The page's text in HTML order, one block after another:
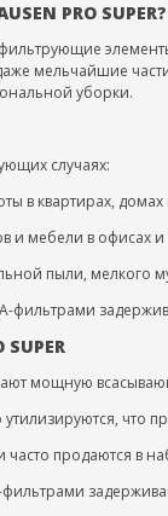
PRO SUPER?
мельчайшие
уборки.
случаях:
в квартирах,
и мебели в офисах
пыли, мелкого
фильтрами
мощную
что
продаются в